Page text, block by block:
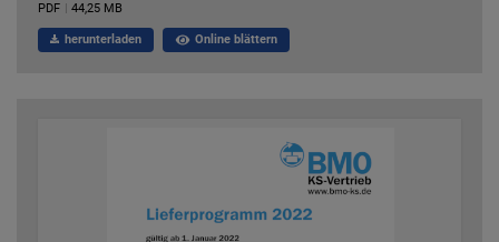
PDF | 44,25 MB
herunterladen Online blättern